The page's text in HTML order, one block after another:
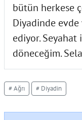
bütün herkese
Diyadinde
ediyor. Seyahat
döneceğim.
# Ağrı # Diyadin